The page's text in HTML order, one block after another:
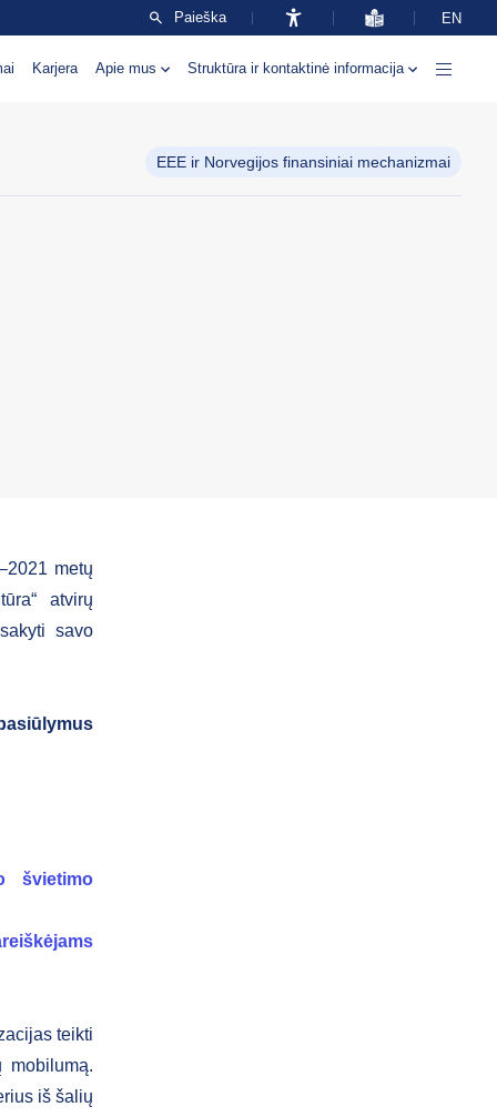
Paieška EN
Karjera Apie mus Struktūra ir kontaktinė informacija
EEE ir Norvegijos finansiniai mechanizmai
metų
atvirų
savo
švietimo
teikti
mobilumą.
iš šalių